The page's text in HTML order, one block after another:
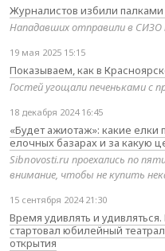
Журналистов избили
Нападавших отправили в СИЗО
19 мая 2025 15:15
Показываем, как в
Гостей угощали печеньками с
18 декабря 2024 16:45
«Будет ажиотаж»: какие
елочных базарах и за какую
Sibnovosti.ru проехались по
внимание, чтобы не купить
15 сентября 2024 21:30
Время удивлять и
стартовал юбилейный
открытия